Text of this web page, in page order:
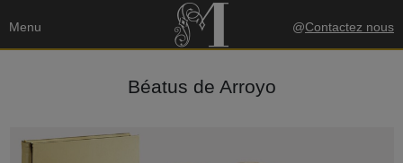
Menu @Contactez nous
Béatus de Arroyo